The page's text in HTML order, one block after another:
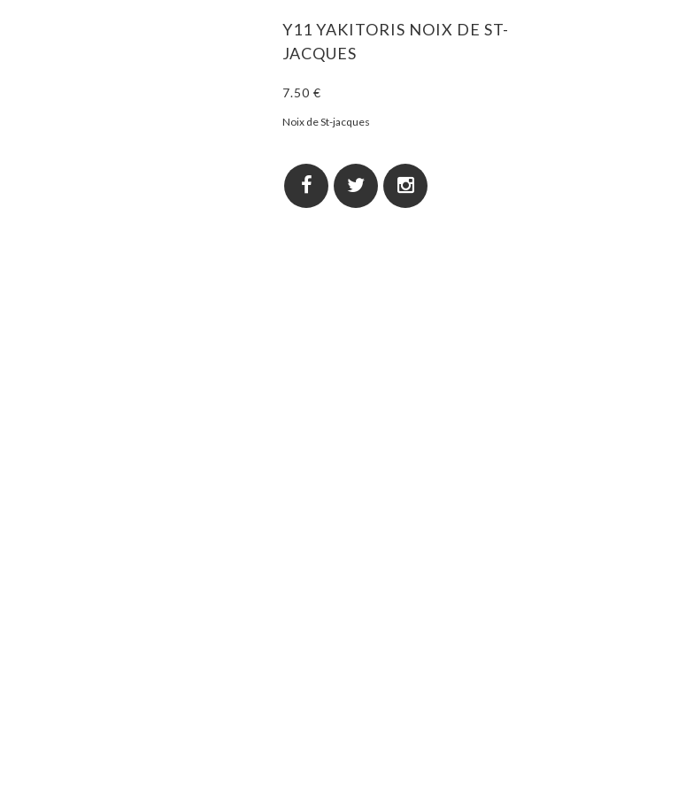
Y11 YAKITORIS NOIX DE ST-
JACQUES
7.50 €
Noix de St-jacques